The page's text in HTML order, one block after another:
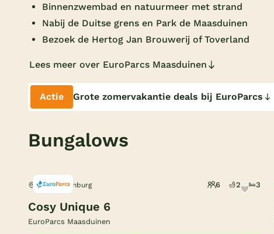
Binnenzwembad en natuurmeer met strand
Nabij de Duitse grens en Park de Maasduinen
Bezoek de Hertog Jan Brouwerij of Toverland
Lees meer over EuroParcs Maasduinen
Actie Grote zomervakantie deals bij EuroParcs
Bungalows
Belfeld, Limburg 6 2 3
Cosy Unique 6
EuroParcs Maasduinen